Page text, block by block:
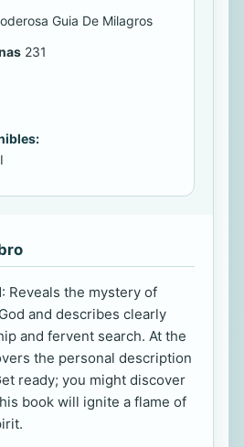
Guia De Milagros
231
Reveals the mystery of
and describes clearly
and fervent search. At the
the personal description
ready; you might discover
book will ignite a flame of